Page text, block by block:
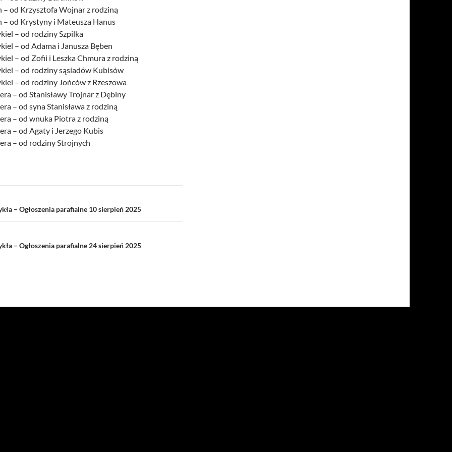
– od Krzysztofa Wojnar z rodziną
– od Krystyny i Mateusza Hanus
– od rodziny Szpilka
– od Adama i Janusza Bęben
– od Zofii i Leszka Chmura z rodziną
– od rodziny sąsiadów Kubisów
– od rodziny Jońców z Rzeszowa
– od Stanisławy Trojnar z Dębiny
– od syna Stanisława z rodziną
– od wnuka Piotra z rodziną
– od Agaty i Jerzego Kubis
– od rodziny Strojnych
– Ogłoszenia parafialne 10 sierpień 2025
– Ogłoszenia parafialne 24 sierpień 2025